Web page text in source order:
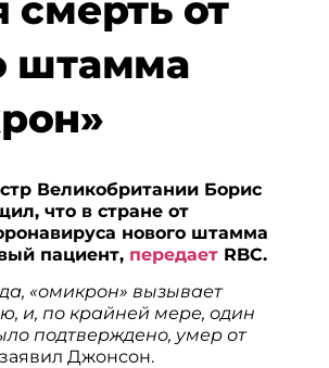
штамма
Великобритании Борис
что в стране от
нового штамма
пациент, передает RBC.
«омикрон» вызывает
и, по крайней мере, один
подтверждено, умер от
Джонсон.